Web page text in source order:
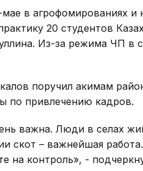
в агрофомированиях и
20 студентов
Из-за режима ЧП в
поручил акимам
по привлечению кадров.
важна. Люди в селах
скот – важнейшая
на контроль», -